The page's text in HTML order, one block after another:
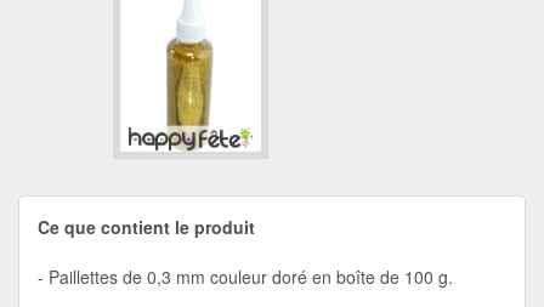
Ce que contient le produit
Paillettes de 0,3 mm couleur doré en boîte de 100 g.